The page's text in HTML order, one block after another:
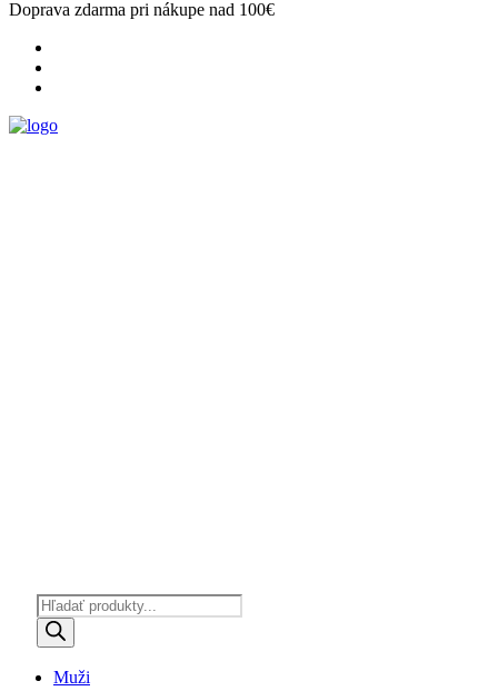
Doprava zdarma pri nákupe nad 100€
Products
search
Muži